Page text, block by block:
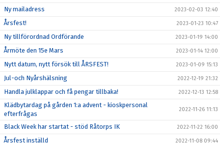
Ny mailadress 2023-02-03 12:40
Årsfest! 2023-01-23 10:47
Ny tillförordnad Ordförande 2023-01-19 14:00
Årmöte den 15e Mars 2023-01-14 12:00
Nytt datum, nytt försök till ÅRSFEST! 2023-01-09 15:13
Jul-och Nyårshälsning 2022-12-19 21:32
Handla julklappar och få pengar tillbaka! 2022-12-13 12:58
Klädbytardag på gården 1:a advent - kioskpersonal
efterfrågas
2022-11-26 11:13
Black Week har startat - stöd Råtorps IK 2022-11-22 16:00
Årsfest inställd 2022-11-08 09:44